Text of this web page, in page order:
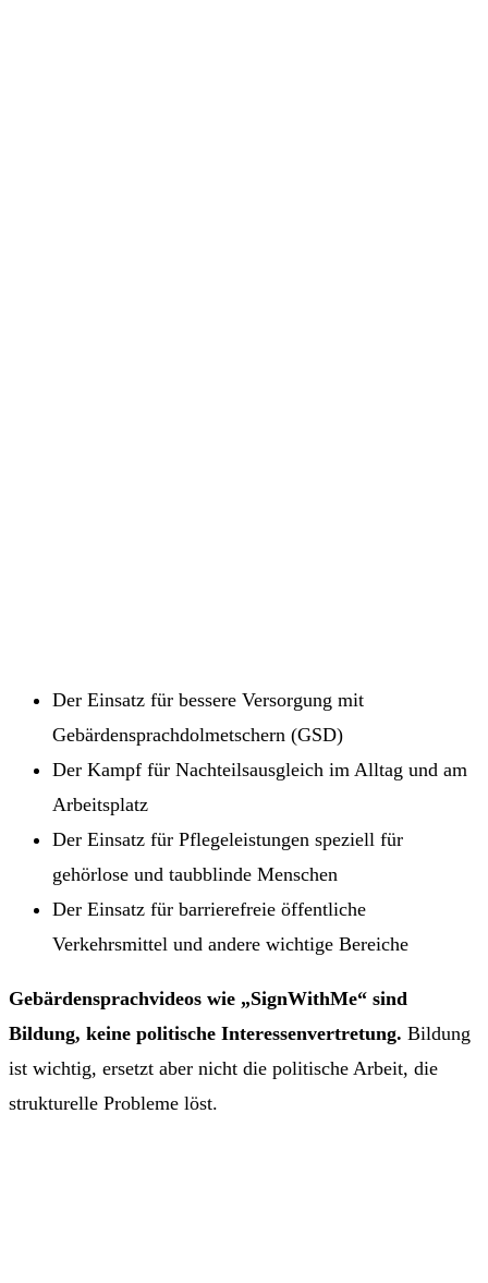
Der Einsatz für bessere Versorgung mit
Gebärdensprachdolmetschern (GSD)
Der Kampf für Nachteilsausgleich im Alltag und am
Arbeitsplatz
Der Einsatz für Pflegeleistungen speziell für
gehörlose und taubblinde Menschen
Der Einsatz für barrierefreie öffentliche
Verkehrsmittel und andere wichtige Bereiche
Gebärdensprachvideos wie „SignWithMe“ sind
Bildung, keine politische Interessenvertretung. Bildung
ist wichtig, ersetzt aber nicht die politische Arbeit, die
strukturelle Probleme löst.